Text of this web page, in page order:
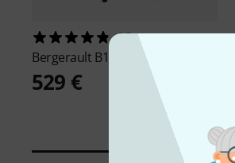
25
Bergerault B1025
529 €